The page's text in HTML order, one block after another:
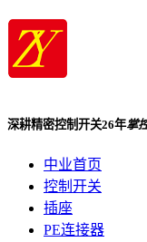
深耕精密控制开关26年掌
中业首页
控制开关
插座
PE连接器